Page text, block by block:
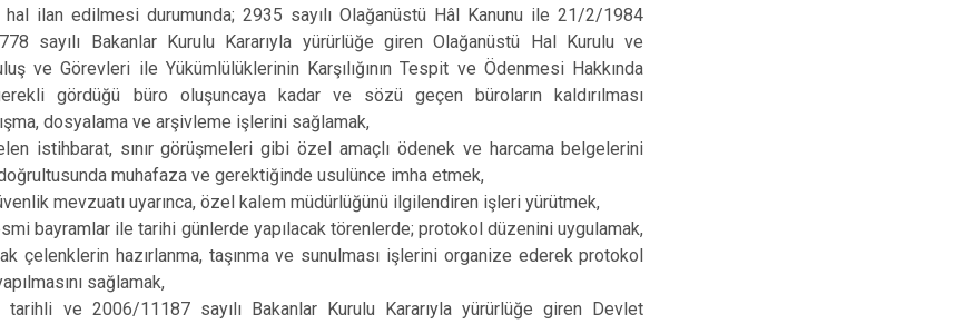
hal ilan edilmesi durumunda; 2935 sayılı Olağanüstü Hâl Kanunu ile 21/2/1984
sayılı Bakanlar Kurulu Kararıyla yürürlüğe giren Olağanüstü Hal Kurulu ve
ve Görevleri ile Yükümlülüklerinin Karşılığının Tespit ve Ödenmesi Hakkında
gördüğü büro oluşuncaya kadar ve sözü geçen büroların kaldırılması
dosyalama ve arşivleme işlerini sağlamak,
istihbarat, sınır görüşmeleri gibi özel amaçlı ödenek ve harcama belgelerini
muhafaza ve gerektiğinde usulünce imha etmek,
mevzuatı uyarınca, özel kalem müdürlüğünü ilgilendiren işleri yürütmek,
bayramlar ile tarihi günlerde yapılacak törenlerde; protokol düzenini uygulamak,
çelenklerin hazırlanma, taşınma ve sunulması işlerini organize ederek protokol
sağlamak,
ve 2006/11187 sayılı Bakanlar Kurulu Kararıyla yürürlüğe giren Devlet